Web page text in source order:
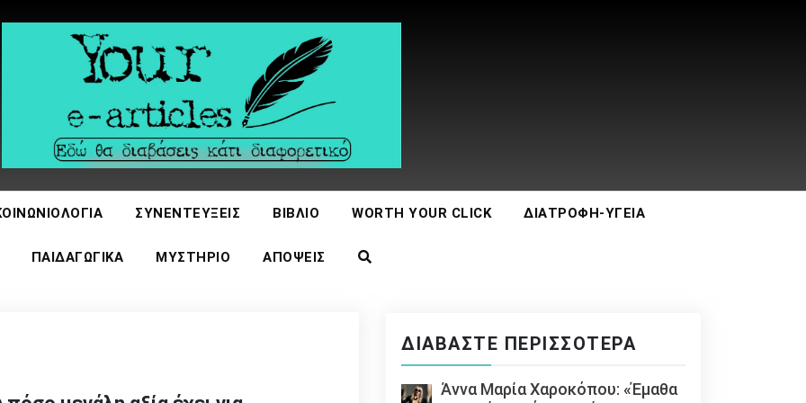
ΣΥΝΕΝΤΕΎΞΕΙΣ ΒΙΒΛΊΟ WORTH YOUR CLICK ΔΙΑΤΡΟΦΉ-ΥΓΕΊΑ
ΠΑΙΔΑΓΩΓΙΚΆ ΜΥΣΤΉΡΙΟ ΑΠΌΨΕΙΣ
ΔΙΑΒΆΣΤΕ ΠΕΡΙΣΣΌΤΕΡΑ
Άννα Μαρία Χαροκόπου: «Έμαθα